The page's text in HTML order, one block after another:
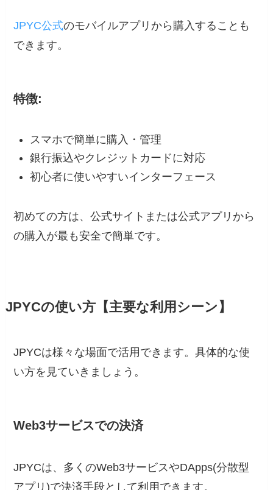
JPYC公式のモバイルアプリから購入することも
できます。
特徴:
スマホで簡単に購入・管理
銀行振込やクレジットカードに対応
初心者に使いやすいインターフェース
初めての方は、公式サイトまたは公式アプリから
の購入が最も安全で簡単です。
JPYCの使い方【主要な利用シーン】
JPYCは様々な場面で活用できます。具体的な使
い方を見ていきましょう。
Web3サービスでの決済
JPYCは、多くのWeb3サービスやDApps(分散型
アプリ)で決済手段として利用できます。